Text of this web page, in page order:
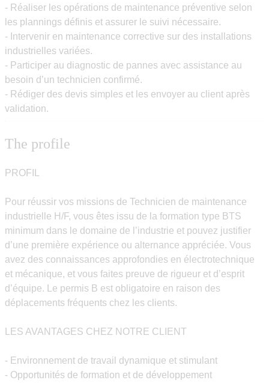
- Réaliser les opérations de maintenance préventive selon
les plannings définis et assurer le suivi nécessaire.
- Intervenir en maintenance corrective sur des installations
industrielles variées.
- Participer au diagnostic de pannes avec assistance au
besoin d’un technicien confirmé.
- Rédiger des devis simples et les envoyer au client après
validation.
The profile
PROFIL
Pour réussir vos missions de Technicien de maintenance
industrielle H/F, vous êtes issu de la formation type BTS
minimum dans le domaine de l’industrie et pouvez justifier
d’une première expérience ou alternance appréciée. Vous
avez des connaissances approfondies en électrotechnique
et mécanique, et vous faites preuve de rigueur et d’esprit
d’équipe. Le permis B est obligatoire en raison des
déplacements fréquents chez les clients.
LES AVANTAGES CHEZ NOTRE CLIENT
- Environnement de travail dynamique et stimulant
- Opportunités de formation et de développement